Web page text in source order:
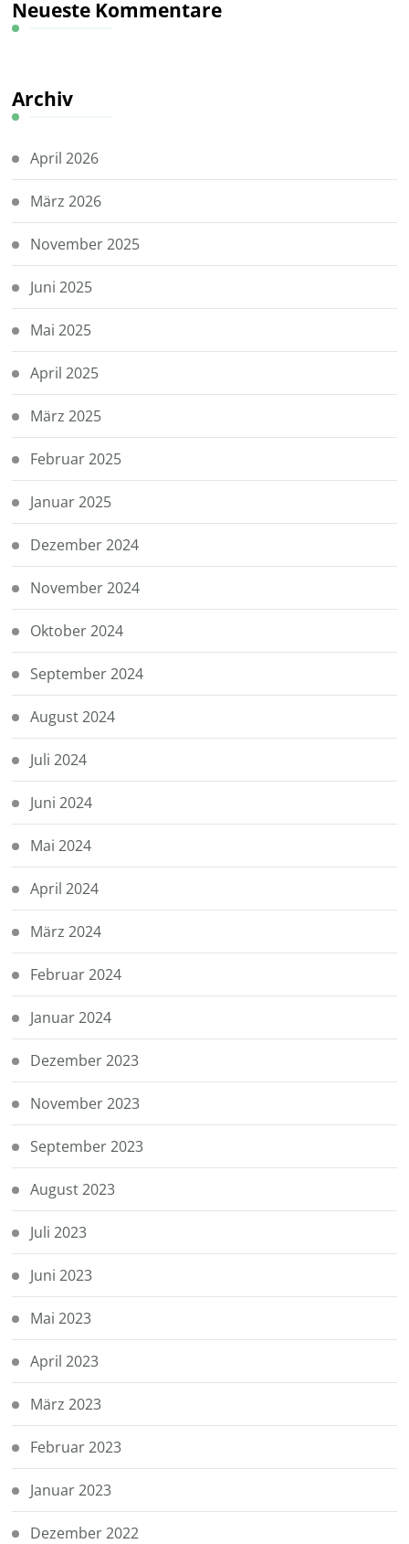
Neueste Kommentare
Archiv
April 2026
März 2026
November 2025
Juni 2025
Mai 2025
April 2025
März 2025
Februar 2025
Januar 2025
Dezember 2024
November 2024
Oktober 2024
September 2024
August 2024
Juli 2024
Juni 2024
Mai 2024
April 2024
März 2024
Februar 2024
Januar 2024
Dezember 2023
November 2023
September 2023
August 2023
Juli 2023
Juni 2023
Mai 2023
April 2023
März 2023
Februar 2023
Januar 2023
Dezember 2022